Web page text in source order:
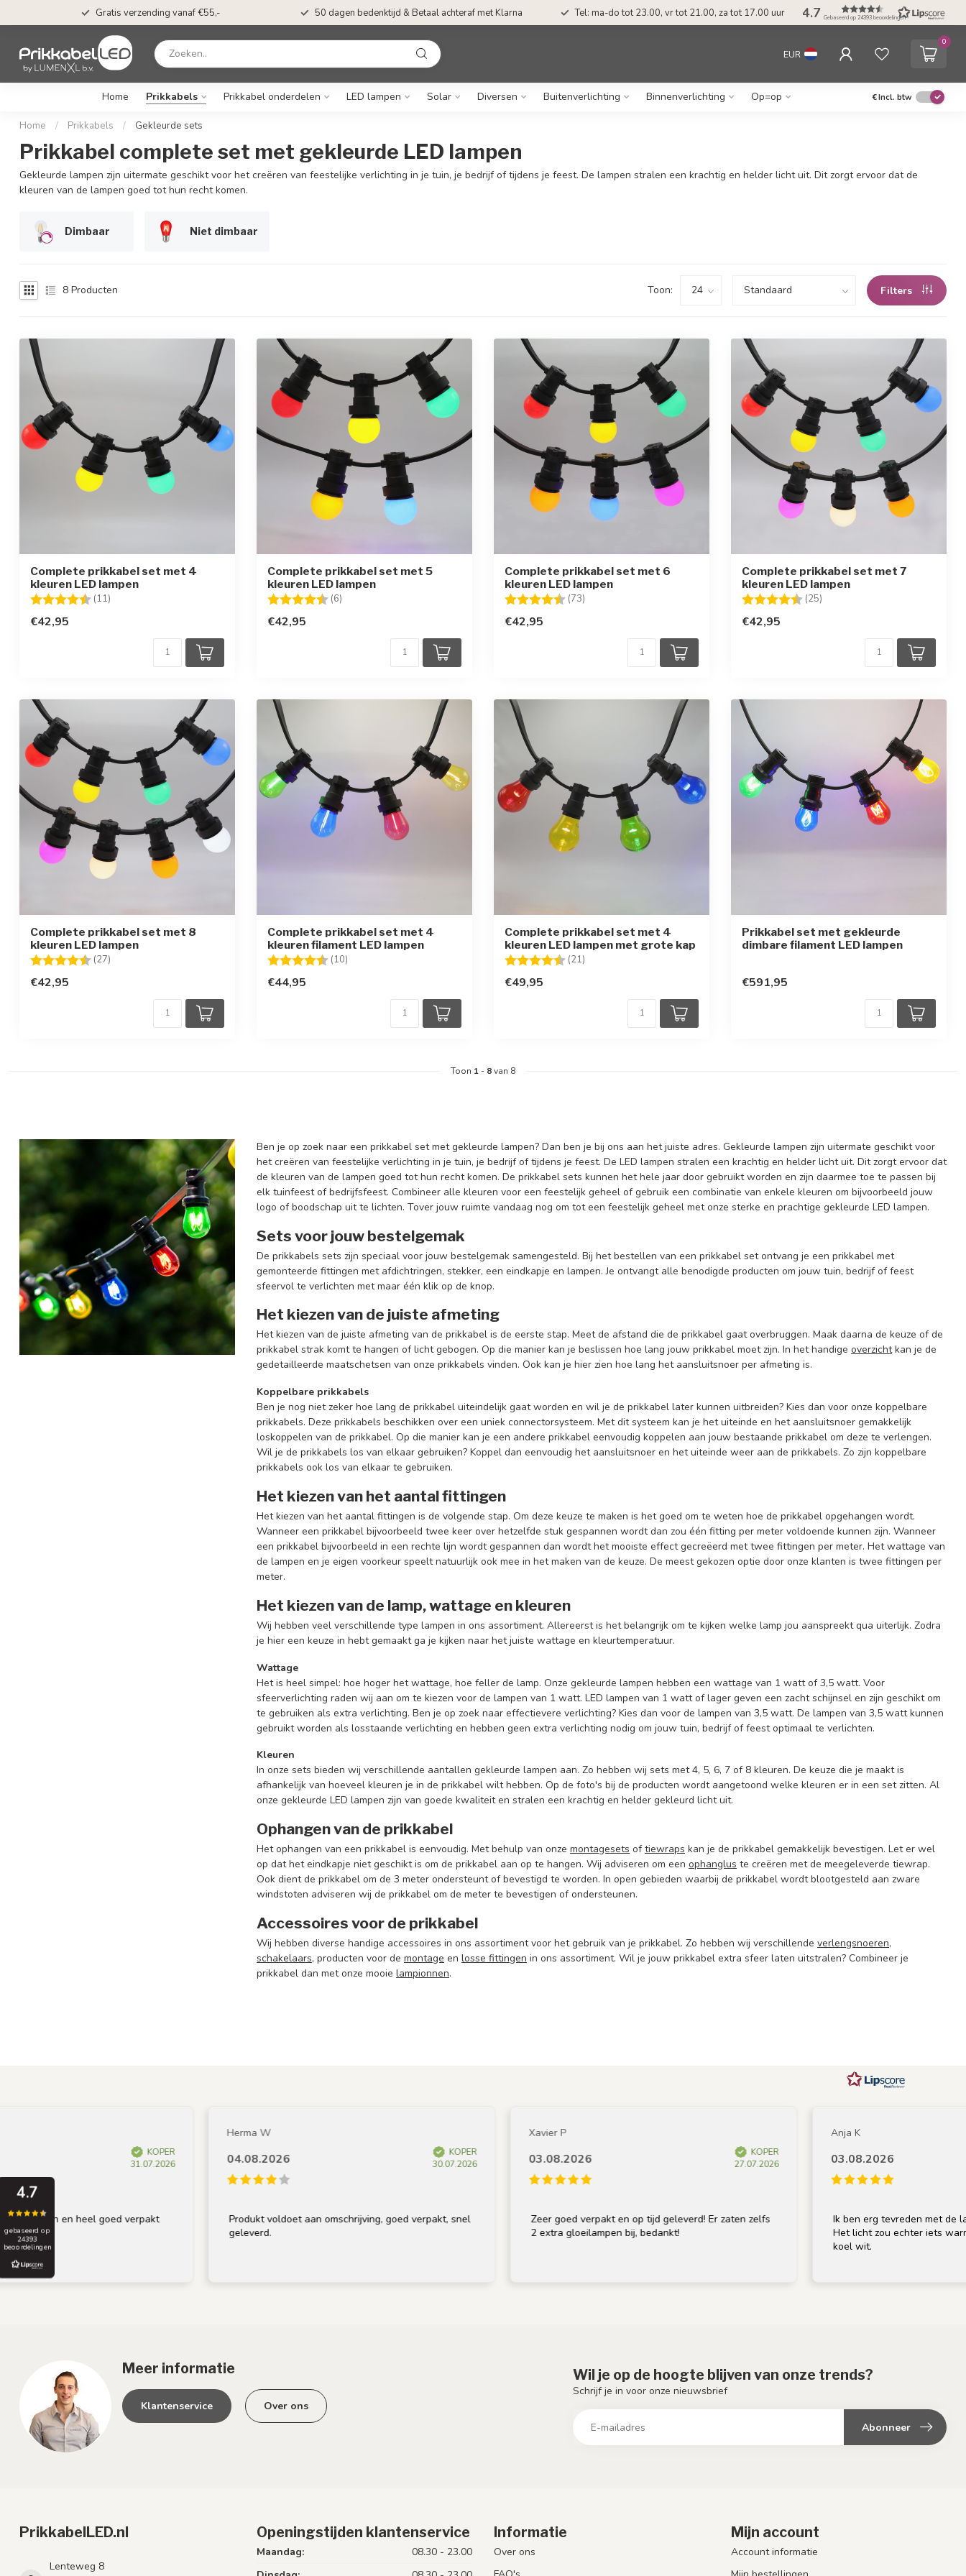
Gratis verzending vanaf €55,- 50 dagen bedenktijd & Betaal achteraf met Klarna Tel: ma-do tot 23.00, vr tot 21.00, za tot 17.00 uur 4.7 Gebaseerd op 24393 beoordelingen
EUR
0
Home Prikkabels Prikkabel onderdelen LED lampen Solar Diversen Buitenverlichting Binnenverlichting Op=op €Incl. btw
Home / Prikkabels / Gekleurde sets
Prikkabel complete set met gekleurde LED lampen
Gekleurde lampen zijn uitermate geschikt voor het creëren van feestelijke verlichting in je tuin, je bedrijf of tijdens je feest. De lampen stralen een krachtig en helder licht uit. Dit zorgt ervoor dat de
kleuren van de lampen goed tot hun recht komen.
Dimbaar Niet dimbaar
8 Producten Toon: Filters
Complete prikkabel set met 4
kleuren LED lampen
Beoordeling: (11)
€42,95
Complete prikkabel set met 5
kleuren LED lampen
Beoordeling: (6)
€42,95
Complete prikkabel set met 6
kleuren LED lampen
Beoordeling: (73)
€42,95
Complete prikkabel set met 7
kleuren LED lampen
Beoordeling: (25)
€42,95
Complete prikkabel set met 8
kleuren LED lampen
Beoordeling: (27)
€42,95
Complete prikkabel set met 4
kleuren filament LED lampen
Beoordeling: (10)
€44,95
Complete prikkabel set met 4
kleuren LED lampen met grote kap
Beoordeling: (21)
€49,95
Prikkabel set met gekleurde
dimbare filament LED lampen
€591,95
Toon 1 - 8van 8
Ben je op zoek naar een prikkabel set met gekleurde lampen? Dan ben je bij ons aan het juiste adres. Gekleurde lampen zijn uitermate geschikt voor
het creëren van feestelijke verlichting in je tuin, je bedrijf of tijdens je feest. De LED lampen stralen een krachtig en helder licht uit. Dit zorgt ervoor dat
de kleuren van de lampen goed tot hun recht komen. De prikkabel sets kunnen het hele jaar door gebruikt worden en zijn daarmee toe te passen bij
elk tuinfeest of bedrijfsfeest. Combineer alle kleuren voor een feestelijk geheel of gebruik een combinatie van enkele kleuren om bijvoorbeeld jouw
logo of boodschap uit te lichten. Tover jouw ruimte vandaag nog om tot een feestelijk geheel met onze sterke en prachtige gekleurde LED lampen.
Sets voor jouw bestelgemak
De prikkabels sets zijn speciaal voor jouw bestelgemak samengesteld. Bij het bestellen van een prikkabel set ontvang je een prikkabel met
gemonteerde fittingen met afdichtringen, stekker, een eindkapje en lampen. Je ontvangt alle benodigde producten om jouw tuin, bedrijf of feest
sfeervol te verlichten met maar één klik op de knop.
Het kiezen van de juiste afmeting
Het kiezen van de juiste afmeting van de prikkabel is de eerste stap. Meet de afstand die de prikkabel gaat overbruggen. Maak daarna de keuze of de
prikkabel strak komt te hangen of licht gebogen. Op die manier kan je beslissen hoe lang jouw prikkabel moet zijn. In het handige overzichtkan je de
gedetailleerde maatschetsen van onze prikkabels vinden. Ook kan je hier zien hoe lang het aansluitsnoer per afmeting is.
Koppelbare prikkabels
Ben je nog niet zeker hoe lang de prikkabel uiteindelijk gaat worden en wil je de prikkabel later kunnen uitbreiden? Kies dan voor onze koppelbare
prikkabels. Deze prikkabels beschikken over een uniek connectorsysteem. Met dit systeem kan je het uiteinde en het aansluitsnoer gemakkelijk
loskoppelen van de prikkabel. Op die manier kan je een andere prikkabel eenvoudig koppelen aan jouw bestaande prikkabel om deze te verlengen.
Wil je de prikkabels los van elkaar gebruiken? Koppel dan eenvoudig het aansluitsnoer en het uiteinde weer aan de prikkabels. Zo zijn koppelbare
prikkabels ook los van elkaar te gebruiken.
Het kiezen van het aantal fittingen
Het kiezen van het aantal fittingen is de volgende stap. Om deze keuze te maken is het goed om te weten hoe de prikkabel opgehangen wordt.
Wanneer een prikkabel bijvoorbeeld twee keer over hetzelfde stuk gespannen wordt dan zou één fitting per meter voldoende kunnen zijn. Wanneer
een prikkabel bijvoorbeeld in een rechte lijn wordt gespannen dan wordt het mooiste effect gecreëerd met twee fittingen per meter. Het wattage van
de lampen en je eigen voorkeur speelt natuurlijk ook mee in het maken van de keuze. De meest gekozen optie door onze klanten is twee fittingen per
meter.
Het kiezen van de lamp, wattage en kleuren
Wij hebben veel verschillende type lampen in ons assortiment. Allereerst is het belangrijk om te kijken welke lamp jou aanspreekt qua uiterlijk. Zodra
je hier een keuze in hebt gemaakt ga je kijken naar het juiste wattage en kleurtemperatuur.
Wattage
Het is heel simpel: hoe hoger het wattage, hoe feller de lamp. Onze gekleurde lampen hebben een wattage van 1 watt of 3,5 watt. Voor
sfeerverlichting raden wij aan om te kiezen voor de lampen van 1 watt. LED lampen van 1 watt of lager geven een zacht schijnsel en zijn geschikt om
te gebruiken als extra verlichting. Ben je op zoek naar effectievere verlichting? Kies dan voor de lampen van 3,5 watt. De lampen van 3,5 watt kunnen
gebruikt worden als losstaande verlichting en hebben geen extra verlichting nodig om jouw tuin, bedrijf of feest optimaal te verlichten.
Kleuren
In onze sets bieden wij verschillende aantallen gekleurde lampen aan. Zo hebben wij sets met 4, 5, 6, 7 of 8 kleuren. De keuze die je maakt is
afhankelijk van hoeveel kleuren je in de prikkabel wilt hebben. Op de foto's bij de producten wordt aangetoond welke kleuren er in een set zitten. Al
onze gekleurde LED lampen zijn van goede kwaliteit en stralen een krachtig en helder gekleurd licht uit.
Ophangen van de prikkabel
Het ophangen van een prikkabel is eenvoudig. Met behulp van onze montagesets oftiewraps kan je de prikkabel gemakkelijk bevestigen. Let er wel
op dat het eindkapje niet geschikt is om de prikkabel aan op te hangen. Wij adviseren om een ophanglus te creëren met de meegeleverde tiewrap.
Ook dient de prikkabel om de 3 meter ondersteunt of bevestigd te worden. In open gebieden waarbij de prikkabel wordt blootgesteld aan zware
windstoten adviseren wij de prikkabel om de meter te bevestigen of ondersteunen.
Accessoires voor de prikkabel
Wij hebben diverse handige accessoires in ons assortiment voor het gebruik van je prikkabel. Zo hebben wij verschillende verlengsnoeren,
schakelaars, producten voor de montage en losse fittingen in ons assortiment. Wil je jouw prikkabel extra sfeer laten uitstralen? Combineer je
prikkabel dan met onze mooie lampionnen.
KOPER
31.07.2026
en heel goed verpakt
Herma W
04.08.2026
KOPER
30.07.2026
Produkt voldoet aan omschrijving, goed verpakt, snel
geleverd.
03.08.2026
KOPER
27.07.2026
Zeer goed verpakt en op tijd geleverd! Er zaten zelfs
2 extra gloeilampen bij, bedankt!
03.08.2026
Ik ben erg tevreden met de lamp;
Het licht zou echter iets warmer
4.7
gebaseerd op
24393
beoordelingen
Meer informatie
Klantenservice Over ons
Wil je op de hoogte blijven van onze trends?
Schrijf je in voor onze nieuwsbrief
Abonneer
PrikkabelLED.nl
Lenteweg 8
Openingstijden klantenservice
Maandag:
08.30 - 23.00
Informatie
Over ons
Mijn account
Account informatie